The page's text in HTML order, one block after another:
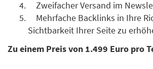
Zweifacher Versand im
Mehrfache Backlinks in Ihre
Sichtbarkeit Ihrer Seite zu
Zu einem Preis von 1.499 Euro pro